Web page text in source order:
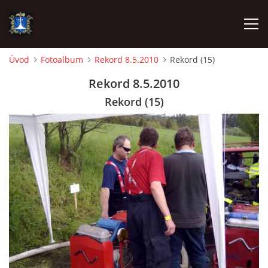
VÝJEZDY
INFORMACE JEDNOTKY »
TECHNIKA
OZNAČENÍ HASIČSKÉ TECHNIKY
Úvod Fotoalbum Rekord 8.5.2010 Rekord (15)
Rekord 8.5.2010
Rekord (15)